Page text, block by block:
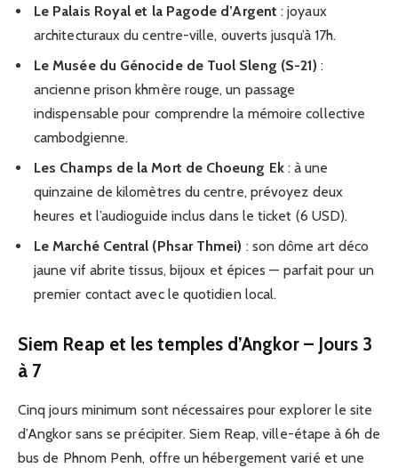
Le Palais Royal et la Pagode d’Argent : joyaux
architecturaux du centre-ville, ouverts jusqu’à 17h.
Le Musée du Génocide de Tuol Sleng (S-21) :
ancienne prison khmère rouge, un passage
indispensable pour comprendre la mémoire collective
cambodgienne.
Les Champs de la Mort de Choeung Ek: à une
quinzaine de kilomètres du centre, prévoyez deux
heures et l’audioguide inclus dans le ticket (6 USD).
Le Marché Central (Phsar Thmei) : son dôme art déco
jaune vif abrite tissus, bijoux et épices — parfait pour un
premier contact avec le quotidien local.
Siem Reap et les temples d’Angkor – Jours 3
à 7
Cinq jours minimum sont nécessaires pour explorer le site
d’Angkor sans se précipiter. Siem Reap, ville-étape à 6h de
bus de Phnom Penh, offre un hébergement varié et une